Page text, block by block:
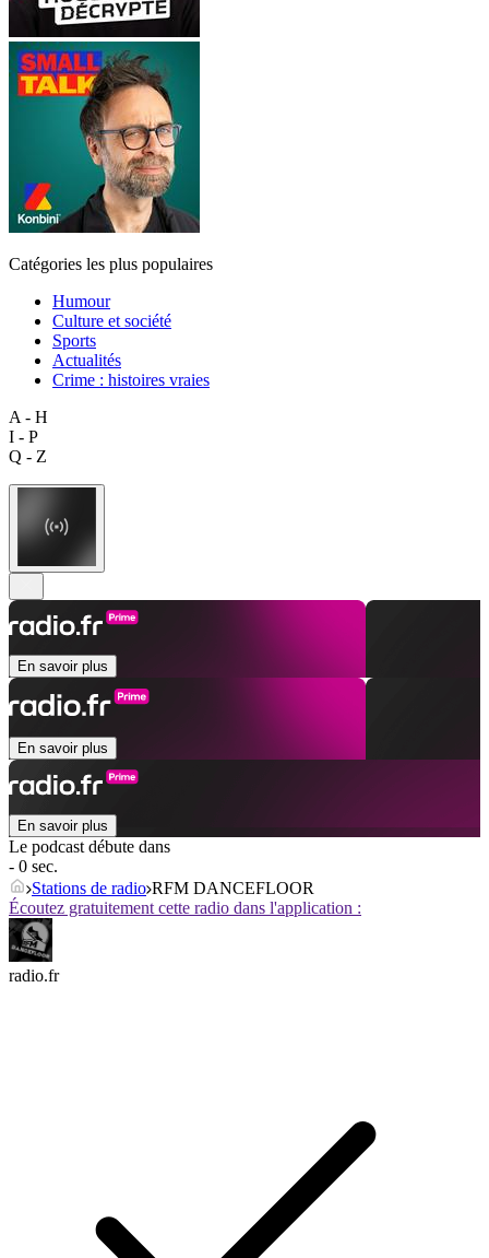
Catégories les plus populaires
Humour
Culture et société
Sports
Actualités
Crime : histoires vraies
A - H
I - P
Q - Z
En savoir plus
En savoir plus
En savoir plus
Le podcast débute dans
- 0 sec.
Stations de radio RFM DANCEFLOOR
Écoutez gratuitement cette radio dans l'application :
radio.fr